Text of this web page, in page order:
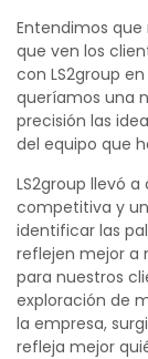
Entendimos
que ven los
con LS2group
queríamos una
precisión las
del equipo que
LS2group llevó
competitiva y
identificar las
reflejen mejor a
para nuestros
exploración de
la empresa,
refleja mejor